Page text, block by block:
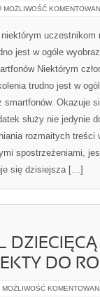
MOŻLIWOŚĆ
uczestnikom
jest w ogóle
Niektórym
trudno jest w
smartfonów. Okazuje
służy nie jedynie
rozmaitych treści
spostrzeżeniami,
się dzisiejsza […]
DZIECIĘCĄ
DO
MOŻLIWOŚĆ